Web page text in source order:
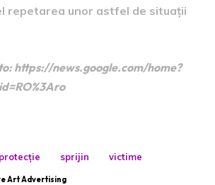
repetarea unor astfel de situații
https://news.google.com/home?
sprijin victime
Art Advertising